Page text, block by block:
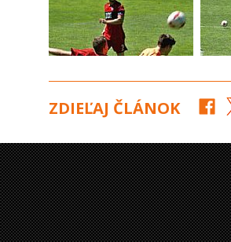
ZDIEĽAJ ČLÁNOK